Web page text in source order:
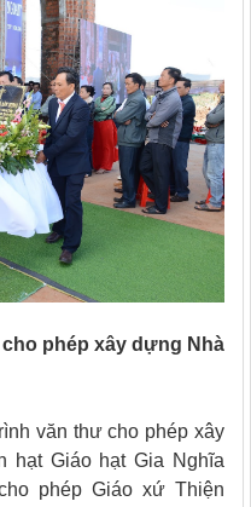
phép xây dựng Nhà
văn thư cho phép xây
hạt Giáo hạt Gia Nghĩa
phép Giáo xứ Thiện